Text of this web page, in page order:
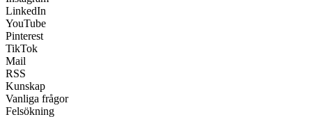
LinkedIn
YouTube
Pinterest
TikTok
Mail
RSS
Kunskap
Vanliga frågor
Felsökning